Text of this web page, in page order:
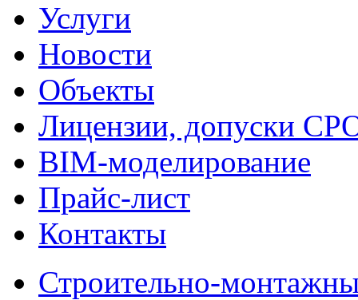
Услуги
Новости
Объекты
Лицензии, допуски
BIM-моделирование
Прайс-лист
Контакты
Строительно-